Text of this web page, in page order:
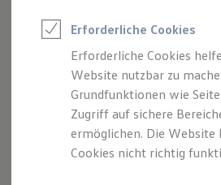
Elektroauto Leasing
Kleinwagen-Leasing
Leasing ohne
Finanzierung
Autokredit mit
Versicherungen und
Kfz-Versicherung
Garantien
Impressum
Datenschutzerklärung
Nutzung von Terminbuchung
Erforderliche Cookies
Erforderliche Cookies
Website nutzbar zu
Grundfunktionen wie
Zugriff auf sichere
ermöglichen. Die Website
Cookies nicht richtig